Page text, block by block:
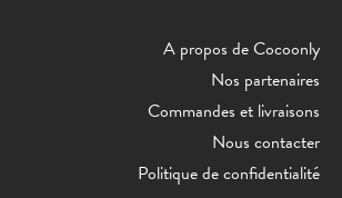
A propos de Cocoonly
Nos partenaires
Commandes et livraisons
Nous contacter
Politique de confidentialité